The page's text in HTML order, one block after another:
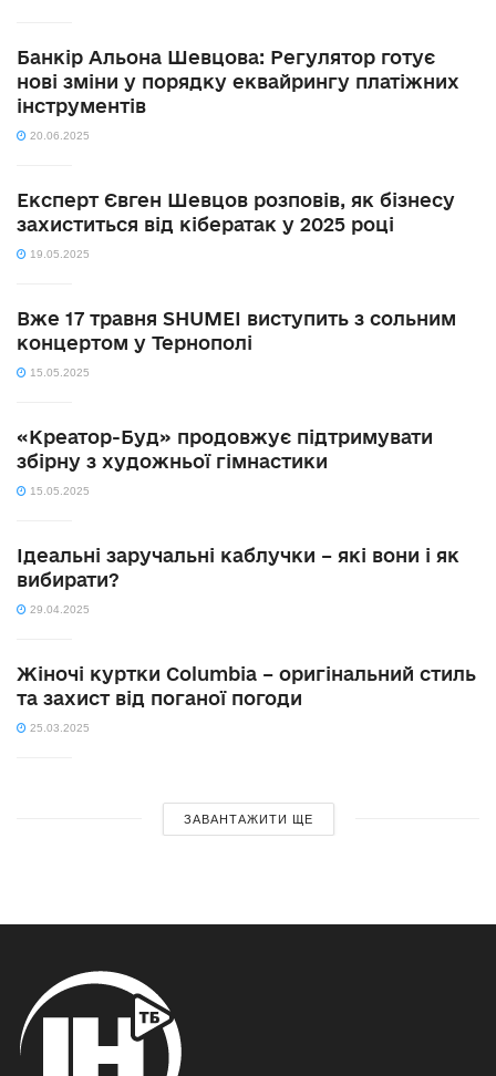
Банкір Альона Шевцова: Регулятор готує
нові зміни у порядку еквайрингу платіжних
інструментів
20.06.2025
Експерт Євген Шевцов розповів, як бізнесу
захиститься від кібератак у 2025 році
19.05.2025
Вже 17 травня SHUMEI виступить з сольним
концертом у Тернополі
15.05.2025
«Креатор-Буд» продовжує підтримувати
збірну з художньої гімнастики
15.05.2025
Ідеальні заручальні каблучки – які вони і як
вибирати?
29.04.2025
Жіночі куртки Columbia – оригінальний стиль
та захист від поганої погоди
25.03.2025
ЗАВАНТАЖИТИ ЩЕ